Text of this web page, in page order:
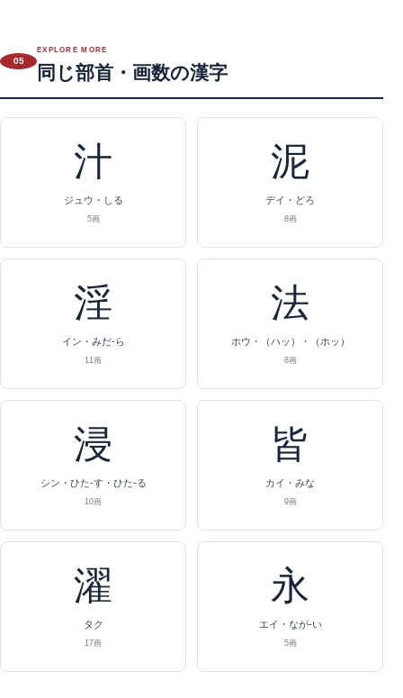
05
EXPLORE MORE
同じ部首・画数の漢字
汁
ジュウ・しる
5画
泥
デイ・どろ
8画
淫
イン・みだ-ら
11画
法
ホウ・（ハッ）・（ホッ）
8画
浸
シン・ひた-す・ひた-る
10画
皆
カイ・みな
9画
濯
タク
17画
永
エイ・なが-い
5画